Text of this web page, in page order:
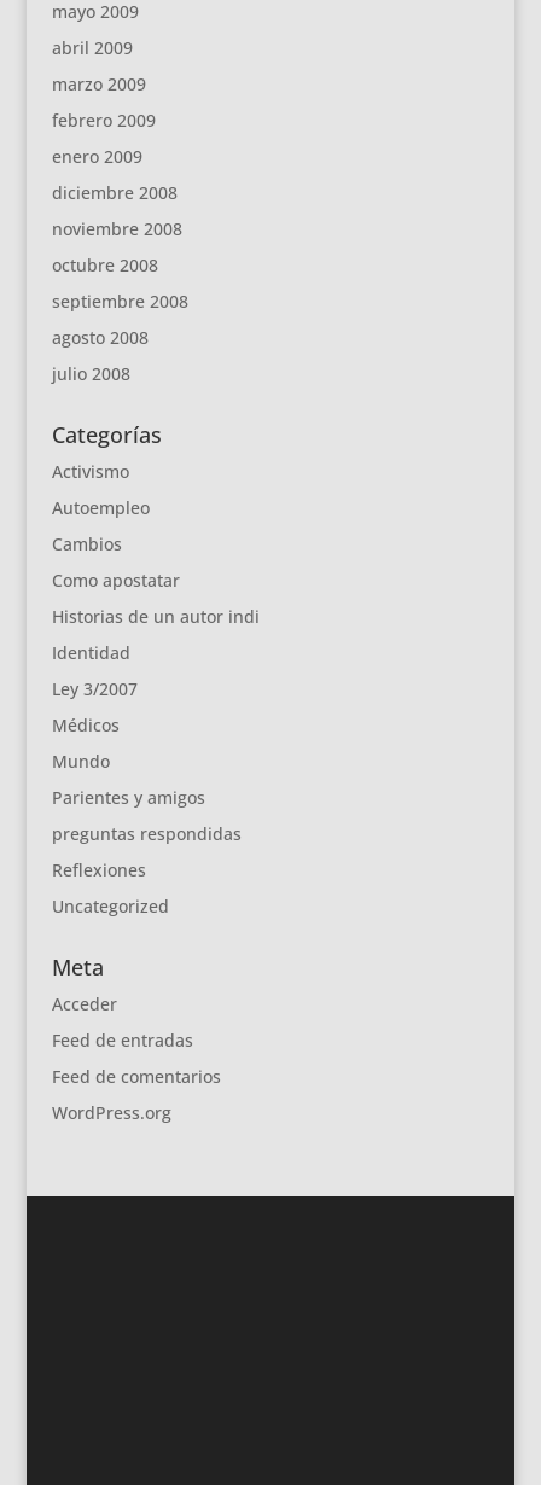
mayo 2009
abril 2009
marzo 2009
febrero 2009
enero 2009
diciembre 2008
noviembre 2008
octubre 2008
septiembre 2008
agosto 2008
julio 2008
Categorías
Activismo
Autoempleo
Cambios
Como apostatar
Historias de un autor indi
Identidad
Ley 3/2007
Médicos
Mundo
Parientes y amigos
preguntas respondidas
Reflexiones
Uncategorized
Meta
Acceder
Feed de entradas
Feed de comentarios
WordPress.org